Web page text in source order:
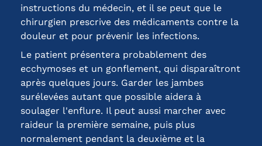
instructions du médecin, et il se peut que le
chirurgien prescrive des médicaments contre la
douleur et pour prévenir les infections.
Le patient présentera probablement des
ecchymoses et un gonflement, qui disparaîtront
après quelques jours. Garder les jambes
surélevées autant que possible aidera à
soulager l'enflure. Il peut aussi marcher avec
raideur la première semaine, puis plus
normalement pendant la deuxième et la